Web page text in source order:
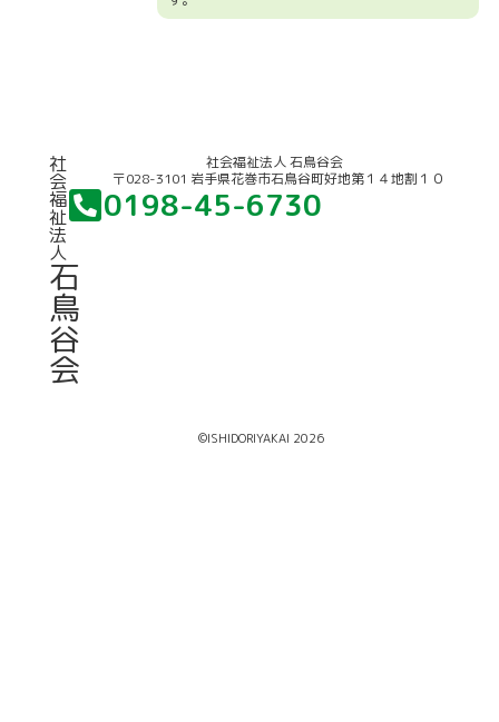
社
会
福
祉
法
人
石
鳥
谷
会
社会福祉法人 石鳥谷会
〒028-3101 岩手県花巻市石鳥谷町好地第１４地割１０
0198-45-6730
©ISHIDORIYAKAI 2026